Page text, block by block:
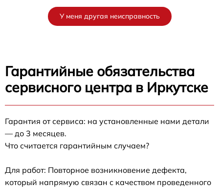
У меня другая неисправность
Гарантийные обязательства
сервисного центра в Иркутске
Гарантия от сервиса: на установленные нами детали
— до 3 месяцев.
Что считается гарантийным случаем?
Для работ: Повторное возникновение дефекта,
который напрямую связан с качеством проведенного